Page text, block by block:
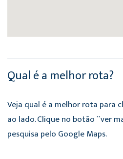
Qual é a melhor rota?
Veja qual é a melhor rota para
ao lado. Clique no botão ``ver
pesquisa pelo Google Maps.